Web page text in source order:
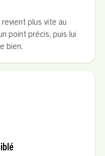
plus vite au
point précis, puis lui
bien.